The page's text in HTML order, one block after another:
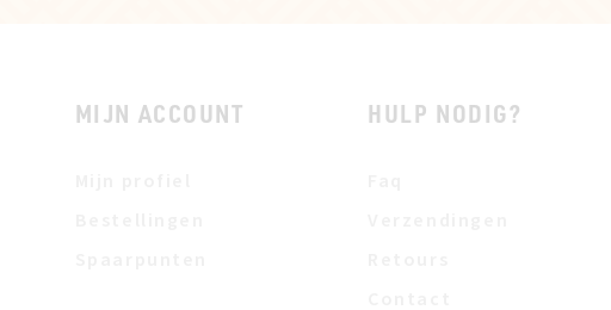
MIJN ACCOUNT HULP NODIG?